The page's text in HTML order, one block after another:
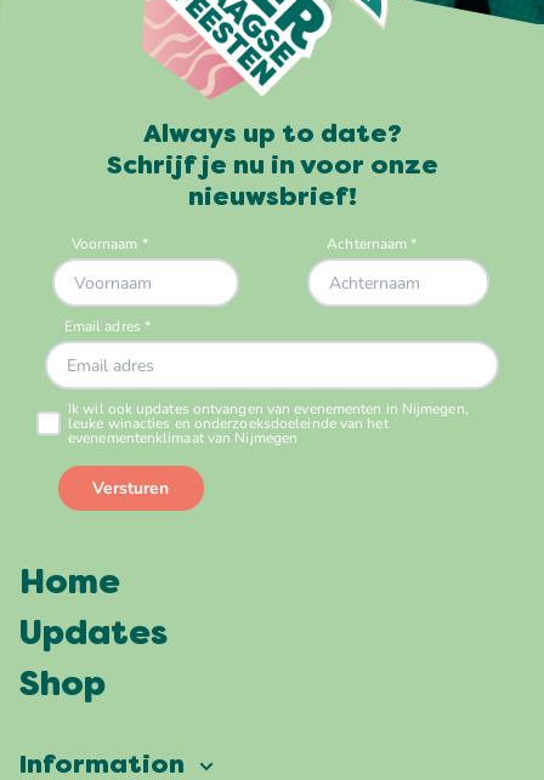
Always up to date?
Schrijf je nu in voor onze
nieuwsbrief!
Home
Updates
Shop
Information